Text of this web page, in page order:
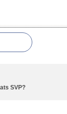
SVP?